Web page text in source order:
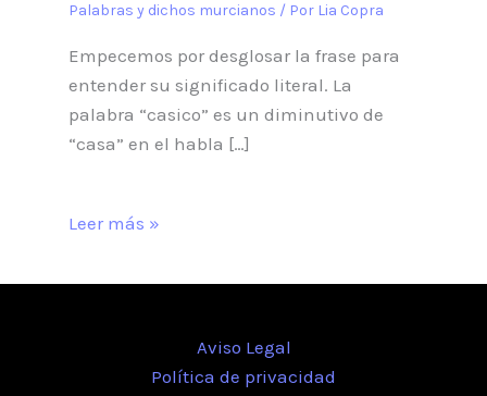
Palabras y dichos murcianos / Por Lia Copra
Empecemos por desglosar la frase para
entender su significado literal. La
palabra “casico” es un diminutivo de
“casa” en el habla […]
Leer más »
Aviso Legal
Política de privacidad